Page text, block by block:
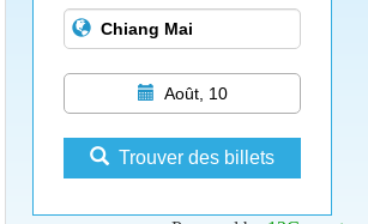
Août, 10
Trouver des billets